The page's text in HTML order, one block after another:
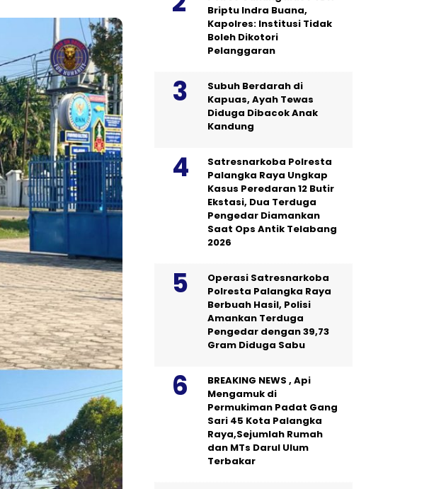
Briptu Indra Buana,
Kapolres: Institusi Tidak
Boleh Dikotori
Pelanggaran
Subuh Berdarah di
Kapuas, Ayah Tewas
Diduga Dibacok Anak
Kandung
Satresnarkoba Polresta
Palangka Raya Ungkap
Kasus Peredaran 12 Butir
Ekstasi, Dua Terduga
Pengedar Diamankan
Saat Ops Antik Telabang
2026
Operasi Satresnarkoba
Polresta Palangka Raya
Berbuah Hasil, Polisi
Amankan Terduga
Pengedar dengan 39,73
Gram Diduga Sabu
BREAKING NEWS , Api
Mengamuk di
Permukiman Padat Gang
Sari 45 Kota Palangka
Raya,Sejumlah Rumah
dan MTs Darul Ulum
Terbakar